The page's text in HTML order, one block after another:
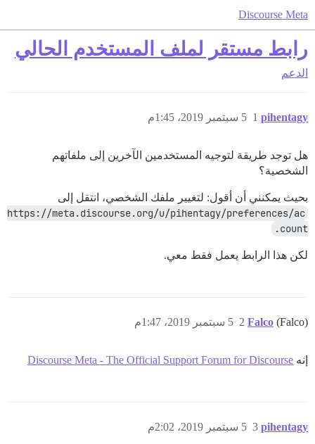
Discourse Meta
رابط مستقر لملف المستخدم الحالي
الدعم
pihentagy 5 سبتمبر 2019، 1:45م 1
هل توجد طريقة لتوجيه المستخدمين الآخرين إلى ملفاتهم
الشخصية؟
بحيث يمكنني أن أقول: لتغيير ملفك الشخصي، انتقل إلى
https://meta.discourse.org/u/pihentagy/preferences/ac
count.
لكن هذا الرابط يعمل فقط معي.
Falco (Falco) 5 سبتمبر 2019، 1:47م 2
إنه Discourse Meta - The Official Support Forum for Discourse
pihentagy 5 سبتمبر 2019، 2:02م 3